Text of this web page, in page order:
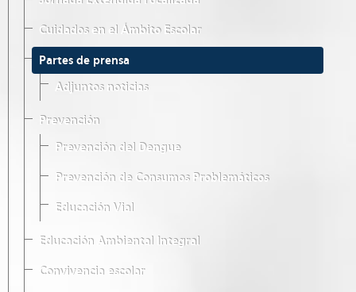
Cuidados en el Ámbito Escolar
Partes de prensa
Adjuntos noticias
Prevención
Prevención del Dengue
Prevención de Consumos Problemáticos
Educación Vial
Educación Ambiental Integral
Convivencia escolar